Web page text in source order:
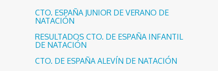
CTO. ESPAÑA JUNIOR DE VERANO DE
NATACIÓN
RESULTADOS CTO. DE ESPAÑA INFANTIL
DE NATACIÓN
CTO. DE ESPAÑA ALEVÍN DE NATACIÓN